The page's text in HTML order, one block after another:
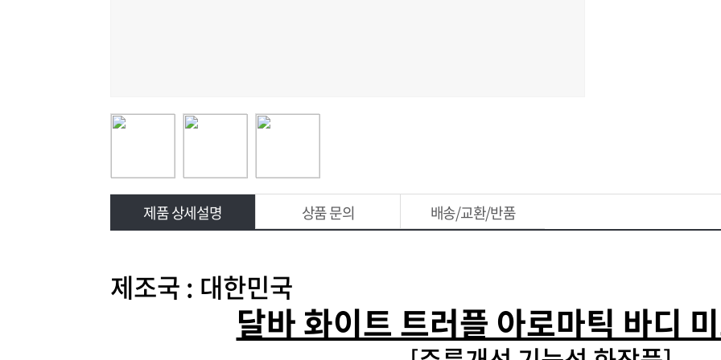
제품 상세설명 상품 문의 배송/교환/반품
제조국 : 대한민국
달바 화이트 트러플 아로마틱 바디